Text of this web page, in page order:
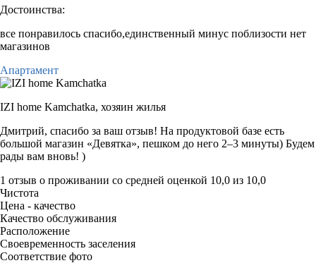
Достоинства:
все понравилось спасибо,единственный минус поблизости нет
магазинов
Апартамент
IZI home Kamchatka, хозяин жилья
Дмитрий, спасибо за ваш отзыв! На продуктовой базе есть
большой магазин «Девятка», пешком до него 2–3 минуты) Будем
рады вам вновь! )
1 отзыв о проживании со средней оценкой 10,0 из 10,0
Чистота
Цена - качество
Качество обслуживания
Расположение
Своевременность заселения
Соответствие фото